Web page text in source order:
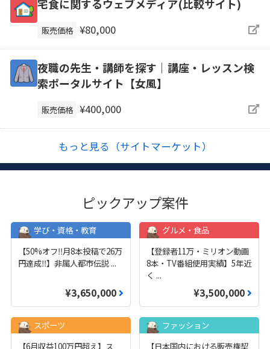
宅食に関するウェブメディア(比較サイト)
販売価格 ¥80,000
夜職の先生・講師を探す｜講座・レッスン検
索ポータルサイト【女風】
販売価格 ¥400,000
もっと見る（サイトマーケット）
ピックアップ案件
学び・資格・教育
【50%オフ‼️月8本投稿で26万
円達成‼️】非属人都市伝説 ...
¥3,650,000
グルメ・食品
【登録者11万・ミリオン動画
8本・TV番組使用実績】5年近
く ...
¥3,500,000
スポーツ
【6月収益100万円超え】ス
ファッション
【日本国内における販売権契